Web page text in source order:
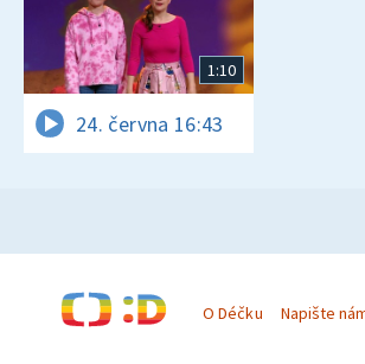
1:10
24. června 16:43
O Déčku Napište